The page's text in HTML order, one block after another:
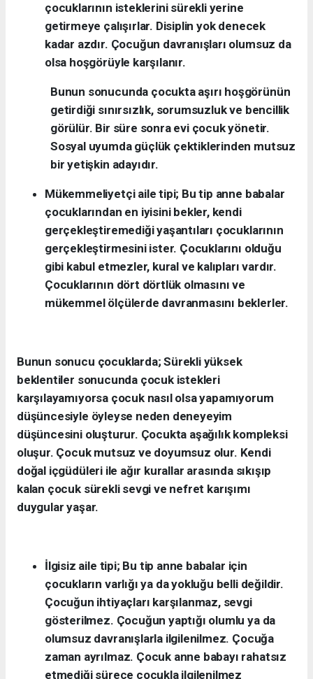
çocuklarının isteklerini sürekli yerine
getirmeye çalışırlar. Disiplin yok denecek
kadar azdır. Çocuğun davranışları olumsuz da
olsa hoşgörüyle karşılanır.
Bunun sonucunda çocuktaaşırı hoşgörünün
getirdiği sınırsızlık, sorumsuzluk ve bencillik
görülür. Bir süre sonra evi çocuk yönetir.
Sosyal uyumda güçlük çektiklerinden mutsuz
bir yetişkin adayıdır.
Mükemmeliyetçi aile tipi; Bu tip anne babalar
çocuklarından en iyisini bekler, kendi
gerçekleştiremediği yaşantıları çocuklarının
gerçekleştirmesini ister. Çocuklarını olduğu
gibi kabul etmezler, kural ve kalıpları vardır.
Çocuklarının dört dörtlük olmasını ve
mükemmel ölçülerde davranmasını beklerler.
Bunun sonucu çocuklarda; Sürekli yüksek
beklentiler sonucunda çocuk istekleri
karşılayamıyorsa çocuk nasıl olsa yapamıyorum
düşüncesiyle öyleyse neden deneyeyim
düşüncesini oluşturur. Çocukta aşağılık kompleksi
oluşur. Çocuk mutsuz ve doyumsuz olur. Kendi
doğal içgüdüleri ile ağır kurallar arasında sıkışıp
kalan çocuk sürekli sevgi ve nefret karışımı
duygular yaşar.
İlgisiz aile tipi; Bu tip anne babalar için
çocukların varlığı ya da yokluğu belli değildir.
Çocuğun ihtiyaçları karşılanmaz, sevgi
gösterilmez. Çocuğun yaptığı olumlu ya da
olumsuz davranışlarla ilgilenilmez. Çocuğa
zaman ayrılmaz. Çocuk anne babayı rahatsız
etmediği sürece çocukla ilgilenilmez